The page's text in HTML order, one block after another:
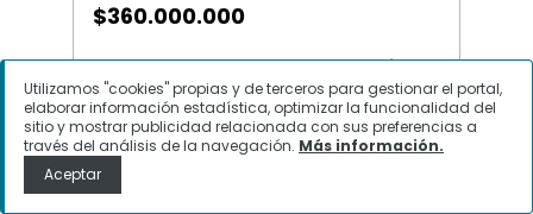
$360.000.000
Apartamento en Venta, V Fontibon,
Rionegro
Utilizamos "cookies" propias y de terceros para gestionar el portal,
elaborar información estadística, optimizar la funcionalidad del
sitio y mostrar publicidad relacionada con sus preferencias a
través del análisis de la navegación. Más información.
Aceptar